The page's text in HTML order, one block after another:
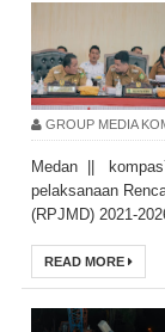
GROUP MEDIA
Medan ||
pelaksanaan
(RPJMD) 2021-
READ MORE